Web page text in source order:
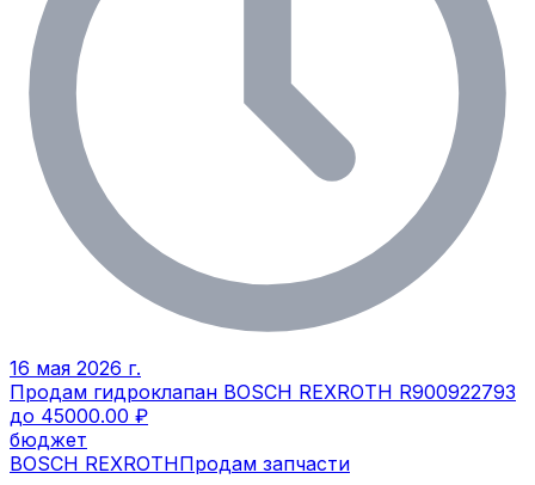
16 мая 2026 г.
Продам гидроклапан BOSCH REXROTH R900922793
до 45000.00 ₽
бюджет
BOSCH REXROTHПродам запчасти